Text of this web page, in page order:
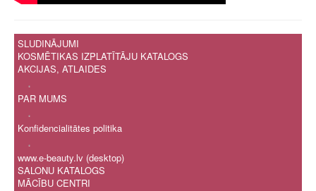
SLUDINĀJUMI
KOSMĒTIKAS IZPLATĪTĀJU KATALOGS
AKCIJAS, ATLAIDES
.
PAR MUMS
.
Konfidencialitātes politika
.
www.e-beauty.lv (desktop)
SALONU KATALOGS
MĀCĪBU CENTRI